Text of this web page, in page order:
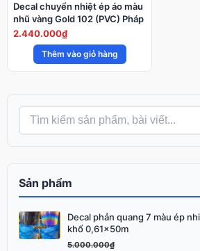
Decal chuyển nhiệt ép áo màu
nhũ vàng Gold 102 (PVC) Pháp
2.440.000₫
Thêm vào giỏ hàng
Sản phẩm
Decal phản quang 7 màu ép
khổ 0,61x50m
5.000.000₫
Giá
gốc
Giá
hiện